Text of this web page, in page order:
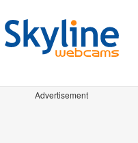
Advertisement